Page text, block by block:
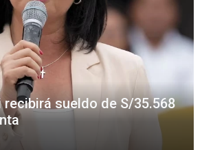
recibirá sueldo de S/35.568